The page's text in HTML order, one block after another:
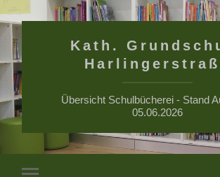
Kath.
Übersicht Schulbücherei - Stand
05.06.2026